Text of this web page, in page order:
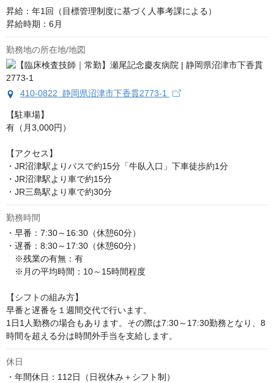
昇給：年1回（目標管理制度に基づく人事考課による）
昇給時期：6月
勤務地の所在地/地図
410-0822 静岡県沼津市下香貫2773-1
【駐車場】
有（月3,000円）
【アクセス】
・JR沼津駅よりバスで約15分「牛臥入口」下車徒歩約1分
・JR沼津駅より車で約15分
・JR三島駅より車で約30分
勤務時間
・早番：7:30～16:30（休憩60分）
・遅番：8:30～17:30（休憩60分）
※残業の有無：有
※月の平均時間：10～15時間程度
【シフトの組み方】
早番と遅番を１週間交代で行います。
1日1人勤務の場合もあります。その際は7:30～17:30勤務となり、8
時間を超える分は時間外手当を支給します。
休日
・年間休日：112日（日祝休み＋シフト制）